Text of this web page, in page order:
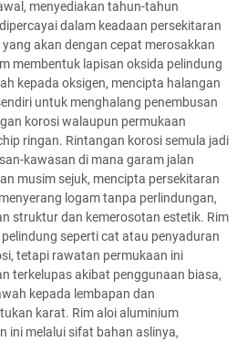
menyediakan tahun-tahun
dalam keadaan persekitaran
akan dengan cepat merosakkan
membentuk lapisan oksida pelindung
kepada oksigen, mencipta halangan
untuk menghalang penembusan
korosi walaupun permukaan
ringan. Rintangan korosi semula jadi
kawasan di mana garam jalan
musim sejuk, mencipta persekitaran
logam tanpa perlindungan,
struktur dan kemerosotan estetik. Rim
seperti cat atau penyaduran
tetapi rawatan permukaan ini
terkelupas akibat penggunaan biasa,
kepada lembapan dan
karat. Rim aloi aluminium
ini melalui sifat bahan aslinya,